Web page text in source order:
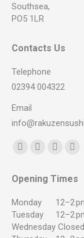
Southsea,
PO5 1LR
Contacts Us
Telephone
02394 004322
Email
Find us on:
opens
in
new
window
opens
in
new
window
opens
in
new
window
in
Opening Times
Monday
12–2
Tuesday
12–2
Wednesday Closed